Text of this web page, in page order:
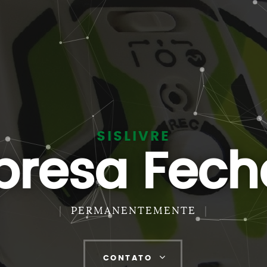
SISLIVRE
PERMANENTEMENTE
CONTATO